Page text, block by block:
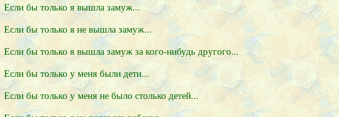
Если бы только я вышла замуж...
Если бы только я не вышла замуж...
Если бы только я вышла замуж за кого-нибудь другого...
Если бы только у меня были дети...
Если бы только у меня не было столько детей...